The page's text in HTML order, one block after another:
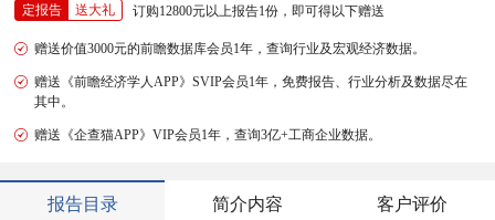
定报告 送大礼 订购12800元以上报告1份，即可得以下赠送
赠送价值3000元的前瞻数据库会员1年，查询行业及宏观经济数据。
赠送《前瞻经济学人APP》SVIP会员1年，免费报告、行业分析及数据尽在
其中。
赠送《企查猫APP》VIP会员1年，查询3亿+工商企业数据。
报告目录 简介内容 客户评价